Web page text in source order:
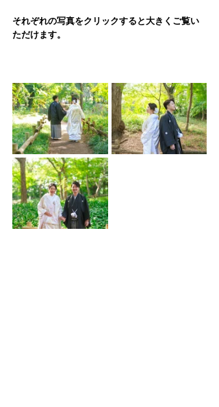
それぞれの写真をクリックすると大きくご覧い
ただけます。